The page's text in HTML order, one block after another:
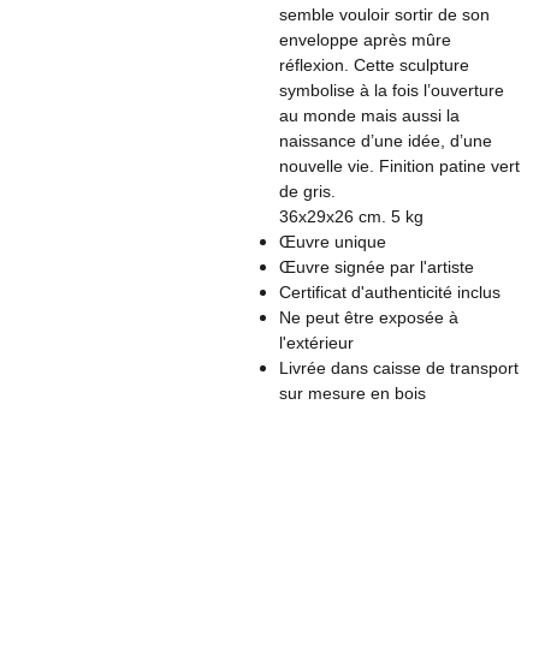
semble vouloir sortir de son
enveloppe après mûre
réflexion. Cette sculpture
symbolise à la fois l’ouverture
au monde mais aussi la
naissance d’une idée, d’une
nouvelle vie. Finition patine vert
de gris.
36x29x26 cm. 5 kg
Œuvre unique
Œuvre signée par l'artiste
Certificat d'authenticité inclus
Ne peut être exposée à
l'extérieur
Livrée dans caisse de transport
sur mesure en bois